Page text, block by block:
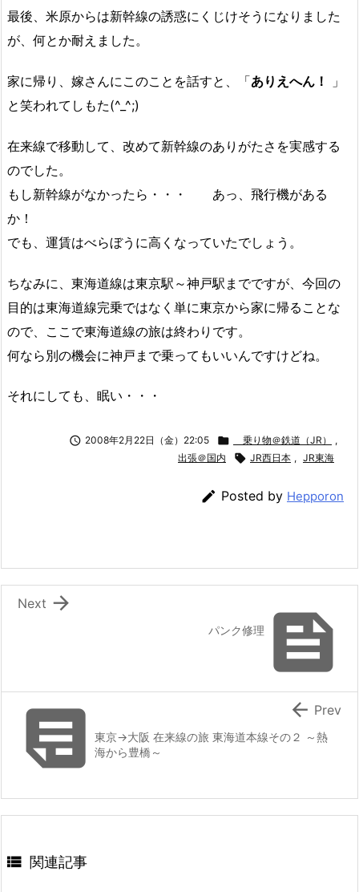
最後、米原からは新幹線の誘惑にくじけそうになりました
が、何とか耐えました。
家に帰り、嫁さんにこのことを話すと、「ありえへん！
」
と笑われてしもた(^_^;)
在来線で移動して、改めて新幹線のありがたさを実感する
のでした。
もし新幹線がなかったら・・・ あっ、飛行機がある
か！
でも、運賃はべらぼうに高くなっていたでしょう。
ちなみに、東海道線は東京駅～神戸駅までですが、今回の
目的は東海道線完乗ではなく単に東京から家に帰ることな
ので、ここで東海道線の旅は終わりです。
何なら別の機会に神戸まで乗ってもいいんですけどね。
それにしても、眠い・・・
 2008年2月22日（金）22:05  乗り物＠鉄道（JR）
,
出張＠国内
 JR西日本 , JR東海
 Posted by Hepporon

パンク修理

Next
東京→大阪 在来線の旅 東海道本線その２ ～熱
海から豊橋～
 Prev
 関連記事